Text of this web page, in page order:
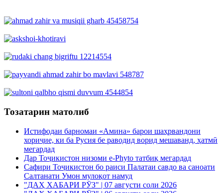
Тозатарин матолиб
Истифодаи барномаи «Амина» барои шаҳрвандони
хориҷие, ки ба Русия бе раводид ворид мешаванд, ҳатмӣ
мегардад
Дар Тоҷикистон низоми e-Phyto татбиқ мегардад
Сафири Тоҷикистон бо раиси Палатаи савдо ва саноати
Салтанати Умон мулоқот намуд
"ДАҲ ХАБАРИ РӮЗ" | 07 августи соли 2026